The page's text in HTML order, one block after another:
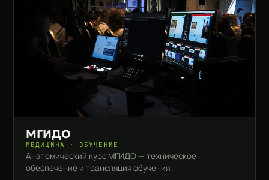
МГИДО
МЕДИЦИНА · ОБУЧЕНИЕ
Анатомический курс МГИДО — техническое
обеспечение и трансляция обучения.